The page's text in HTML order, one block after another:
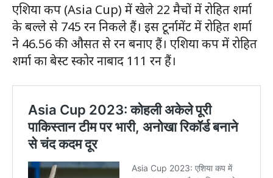
एशिया कप (Asia Cup) में खेले 22 मैचों में रोहित शर्मा
के बल्ले से 745 रन निकले हैं। इस टूर्नामेंट में रोहित शर्मा
ने 46.56 की औसत से रन बनाए हैं। एशिया कप में रोहित
शर्मा का बेस्ट स्कोर नाबाद 111 रन हैं।